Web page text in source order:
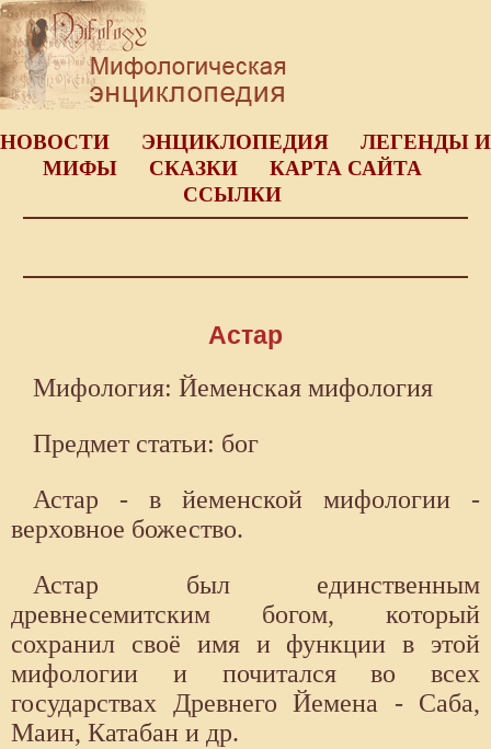
НОВОСТИ ЭНЦИКЛОПЕДИЯ
ЛЕГЕНДЫ И
МИФЫ
СКАЗКИ
КАРТА САЙТА
ССЫЛКИ
Астар
Мифология: Йеменская мифология
Предмет статьи: бог
Астар - в йеменской мифологии -
верховное божество.
Астар был единственным
древнесемитским богом, который
сохранил своё имя и функции в этой
мифологии и почитался во всех
государствах Древнего Йемена - Саба,
Маин, Катабан и др.